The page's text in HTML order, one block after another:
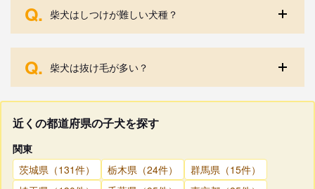
Q. 柴犬はしつけが難しい犬種？
Q. 柴犬は抜け毛が多い？
近くの都道府県の子犬を探す
関東
茨城県（131件）
栃木県（24件）
群馬県（15件）